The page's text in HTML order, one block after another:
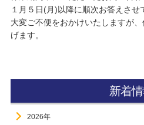
１月５日(月)以降に順次お答えさせ
大変ご不便をおかけいたしますが
げます。
新着
2026年